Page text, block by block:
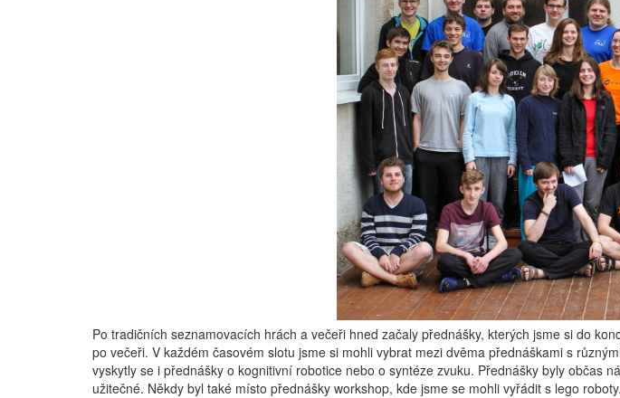
Po tradičních seznamovacích hrách a večeři hned začaly přednášky, kterých jsme si do
po večeři. V každém časovém slotu jsme si mohli vybrat mezi dvěma přednáškami s
vyskytly se i přednášky o kognitivní robotice nebo o syntéze zvuku. Přednášky byly
užitečné. Někdy byl také místo přednášky workshop, kde jsme se mohli vyřádit s lego roboty.